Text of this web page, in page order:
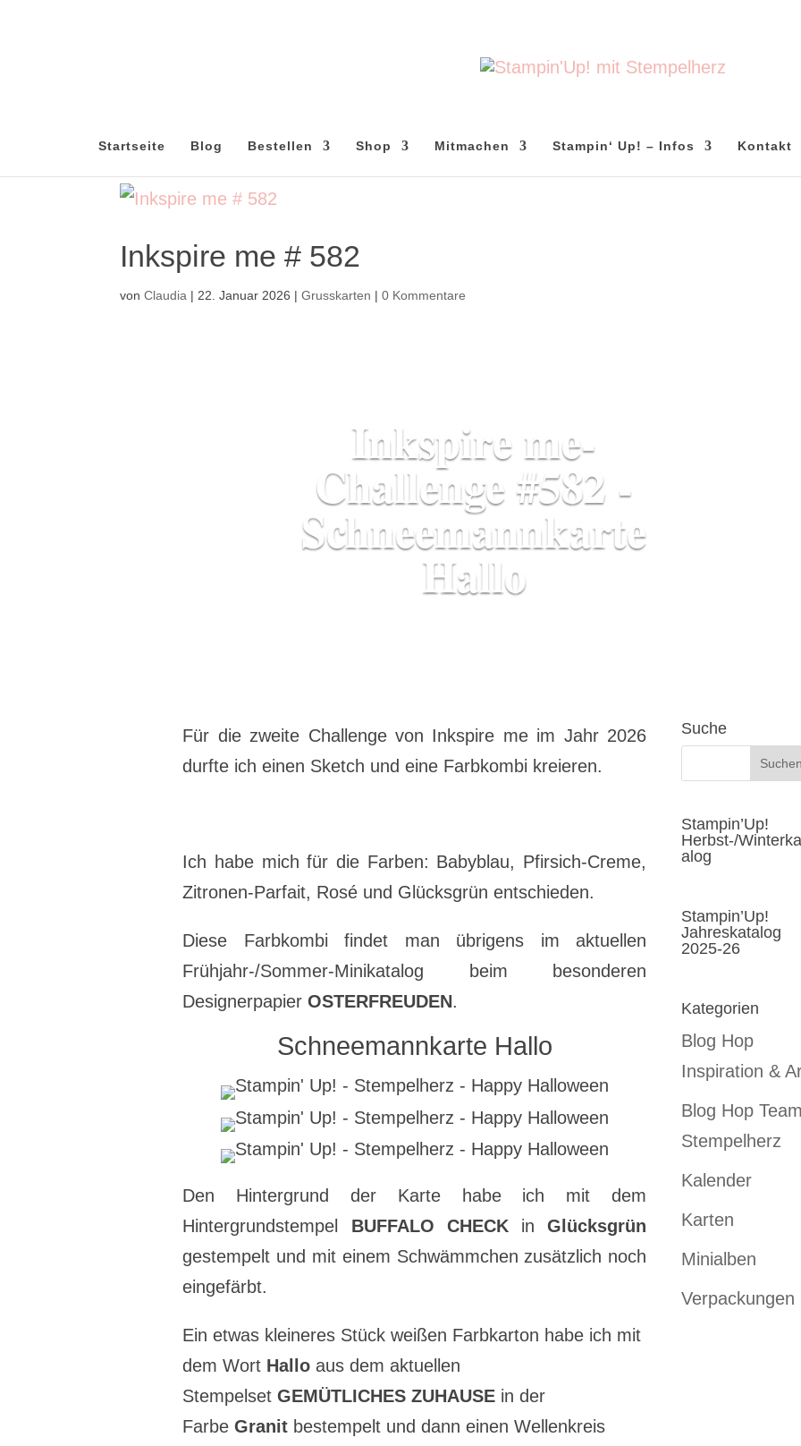
Startseite Blog Bestellen Shop Mitmachen Stampin‘ Up! – Infos Kontakt
Inkspire me # 582
vonClaudia | 22. Januar 2026 |Grusskarten |0 Kommentare
Inkspire me-
Challenge #582 -
Schneemannkarte
Hallo
Für die zweite Challenge von Inkspire me im Jahr 2026
durfte ich einen Sketch und eine Farbkombi kreieren.
Ich habe mich für die Farben: Babyblau, Pfirsich-Creme,
Zitronen-Parfait, Rosé und Glücksgrün entschieden.
Diese Farbkombi findet man übrigens im aktuellen
Frühjahr-/Sommer-Minikatalog beim besonderen
DesignerpapierOSTERFREUDEN.
Schneemannkarte Hallo
Den Hintergrund der Karte habe ich mit dem
Hintergrundstempel BUFFALO CHECKinGlücksgrün
gestempelt und mit einem Schwämmchen zusätzlich noch
eingefärbt.
Ein etwas kleineres Stück weißen Farbkarton habe ich mit
dem Wort Hallo aus dem aktuellen
StempelsetGEMÜTLICHES ZUHAUSE in der
FarbeGranit bestempelt und dann einen Wellenkreis
Suche
Stampin’Up!
Herbst-/
alog
Stampin’Up!
Jahreskatalog
2025-26
Kategorien
Blog Hop
Inspiration &
Blog Hop Team
Stempelherz
Kalender
Karten
Minialben
Verpackungen